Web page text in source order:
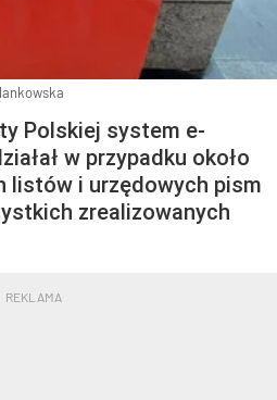
Polskiej system e-
w przypadku około
listów i urzędowych pism
zrealizowanych